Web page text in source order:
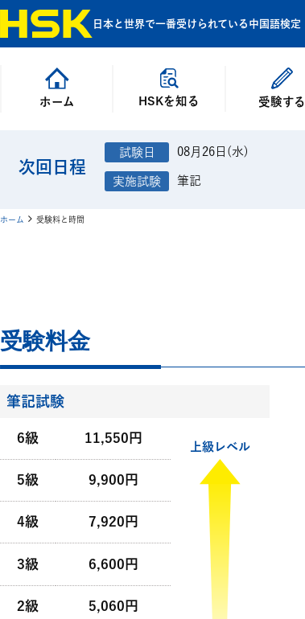
日本と世界で一番受けられている中国語検定
ホーム HSKを知る 受験する
次回日程
08月26日(水)
筆記
ホーム 受験料と時間
受験料金
筆記試験
6級 11,550円
上級レベル
5級 9,900円
4級 7,920円
3級 6,600円
2級 5,060円